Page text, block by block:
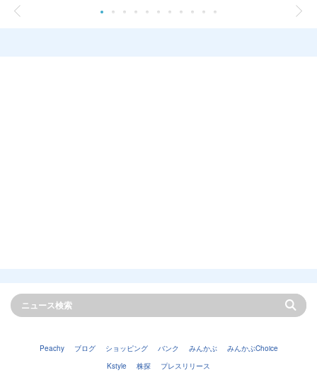
Peachy ブログ ショッピング バンク みんかぶ
みんかぶChoice
Kstyle
株探 プレスリリース